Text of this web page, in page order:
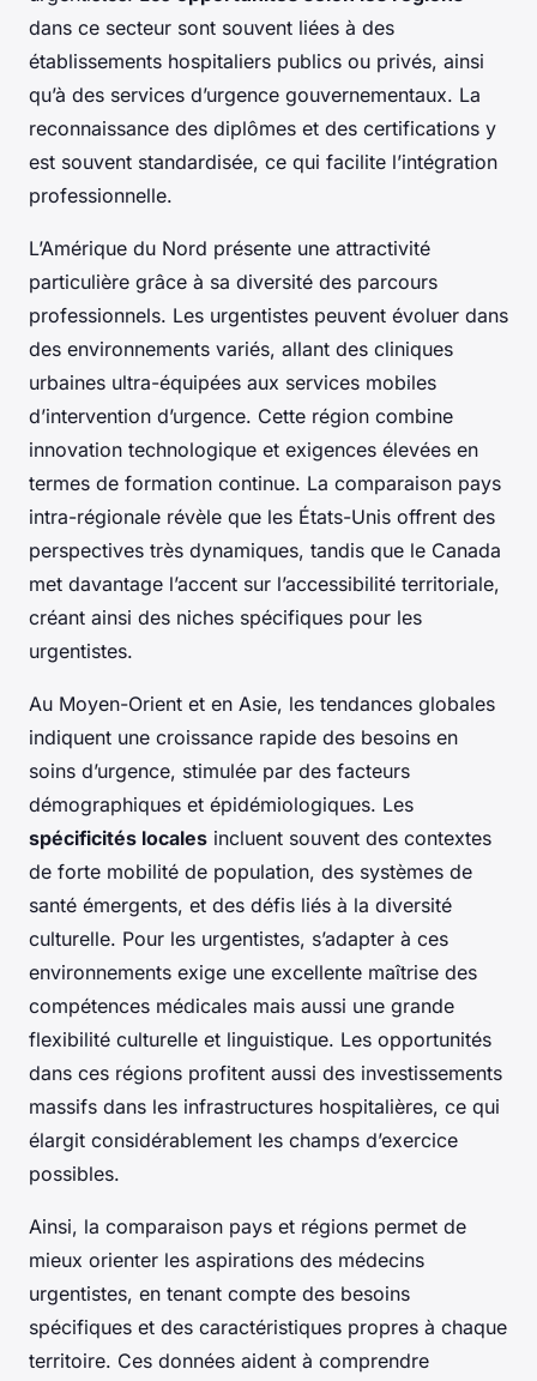
dans ce secteur sont souvent liées à des
établissements hospitaliers publics ou privés, ainsi
qu’à des services d’urgence gouvernementaux. La
reconnaissance des diplômes et des certifications y
est souvent standardisée, ce qui facilite l’intégration
professionnelle.
L’Amérique du Nord présente une attractivité
particulière grâce à sa diversité des parcours
professionnels. Les urgentistes peuvent évoluer dans
des environnements variés, allant des cliniques
urbaines ultra-équipées aux services mobiles
d’intervention d’urgence. Cette région combine
innovation technologique et exigences élevées en
termes de formation continue. La comparaison pays
intra-régionale révèle que les États-Unis offrent des
perspectives très dynamiques, tandis que le Canada
met davantage l’accent sur l’accessibilité territoriale,
créant ainsi des niches spécifiques pour les
urgentistes.
Au Moyen-Orient et en Asie, les tendances globales
indiquent une croissance rapide des besoins en
soins d’urgence, stimulée par des facteurs
démographiques et épidémiologiques. Les
spécificités locales incluent souvent des contextes
de forte mobilité de population, des systèmes de
santé émergents, et des défis liés à la diversité
culturelle. Pour les urgentistes, s’adapter à ces
environnements exige une excellente maîtrise des
compétences médicales mais aussi une grande
flexibilité culturelle et linguistique. Les opportunités
dans ces régions profitent aussi des investissements
massifs dans les infrastructures hospitalières, ce qui
élargit considérablement les champs d’exercice
possibles.
Ainsi, la comparaison pays et régions permet de
mieux orienter les aspirations des médecins
urgentistes, en tenant compte des besoins
spécifiques et des caractéristiques propres à chaque
territoire. Ces données aident à comprendre